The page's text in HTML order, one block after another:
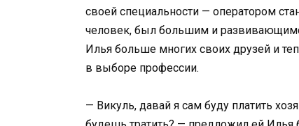
своей специальности — оператором
человек, был большим и
Илья больше многих своих друзей и
в выборе профессии.
— Викуль, давай я сам буду платить